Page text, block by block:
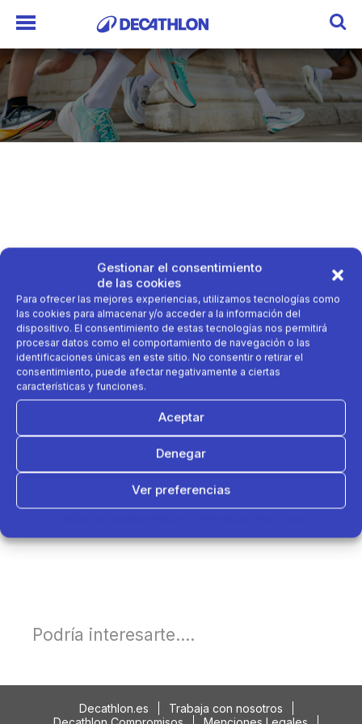
Gestionar el consentimiento
de las cookies
Para ofrecer las mejores experiencias, utilizamos tecnologías como
las cookies para almacenar y/o acceder a la información del
dispositivo. El consentimiento de estas tecnologías nos permitirá
procesar datos como el comportamiento de navegación o las
identificaciones únicas en este sitio. No consentir o retirar el
consentimiento, puede afectar negativamente a ciertas
características y funciones.
Aceptar
Denegar
Ver preferencias
Podría interesarte....
Decathlon.es
Trabaja con nosotros